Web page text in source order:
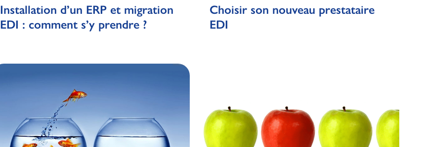
Installation d’un ERP et migration
EDI : comment s’y prendre ?
Choisir son nouveau prestataire
EDI